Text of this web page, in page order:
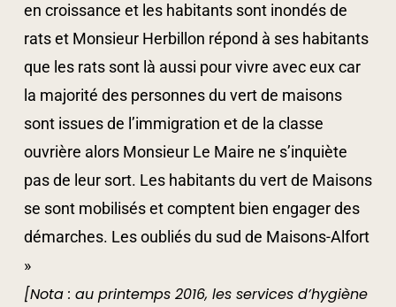
en croissance et les habitants sont inondés de
rats et Monsieur Herbillon répond à ses habitants
que les rats sont là aussi pour vivre avec eux car
la majorité des personnes du vert de maisons
sont issues de l’immigration et de la classe
ouvrière alors Monsieur Le Maire ne s’inquiète
pas de leur sort. Les habitants du vert de Maisons
se sont mobilisés et comptent bien engager des
démarches. Les oubliés du sud de Maisons-Alfort
»
[Nota : au printemps 2016, les services d’hygiène